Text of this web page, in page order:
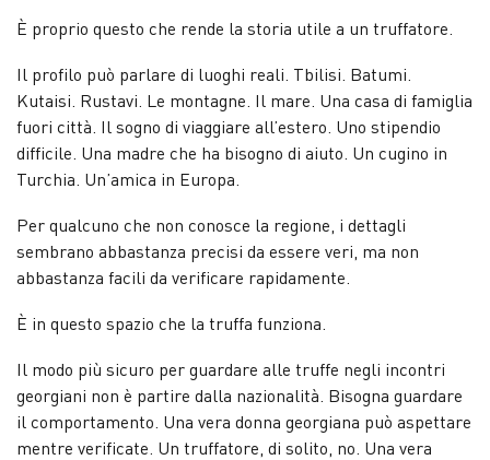
È proprio questo che rende la storia utile a un truffatore.
Il profilo può parlare di luoghi reali. Tbilisi. Batumi.
Kutaisi. Rustavi. Le montagne. Il mare. Una casa di famiglia
fuori città. Il sogno di viaggiare all’estero. Uno stipendio
difficile. Una madre che ha bisogno di aiuto. Un cugino in
Turchia. Un’amica in Europa.
Per qualcuno che non conosce la regione, i dettagli
sembrano abbastanza precisi da essere veri, ma non
abbastanza facili da verificare rapidamente.
È in questo spazio che la truffa funziona.
Il modo più sicuro per guardare alle truffe negli incontri
georgiani non è partire dalla nazionalità. Bisogna guardare
il comportamento. Una vera donna georgiana può aspettare
mentre verificate. Un truffatore, di solito, no. Una vera